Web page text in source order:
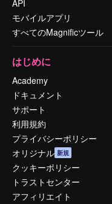
API
モバイルアプリ
すべてのMagnificツール
はじめに
Academy
ドキュメント
サポート
利用規約
プライバシーポリシー
オリジナル 新規
クッキーポリシー
トラストセンター
アフィリエイト